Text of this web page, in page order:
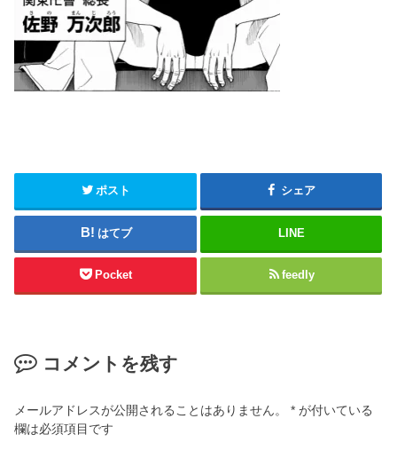
ポスト シェア
はてブ LINE
Pocket feedly
コメントを残す
メールアドレスが公開されることはありません。 * が付いている
欄は必須項目です